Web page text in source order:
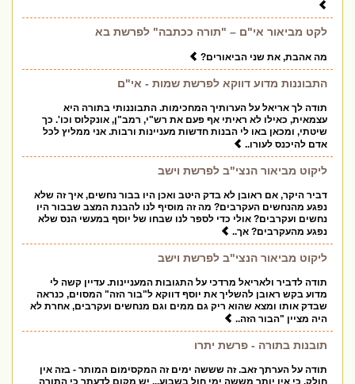
לקט מביאור אי"ם – "תורה ככתבה" לפרשת בא
מה אהבת, את שני הביאורים?
התבוננות מדוע דווקא לפרשת שמות - אי"ם
תודה לך אריאל על הערותיך המחכימות. התבוננותי בתורה היא
עצמאית, כאילו לא ראיתי אף פעם את רש"י, רמב"ן, אונקלוס וכו'. כך
שיטתי, ומכאן באו לי הבנות חדשות מעניינות ורבות. אני ממליץ לכל
אדם להיכנס לעורו..
ליקוט מביאור הנצי"ב לפרשת וישב
דביר היקר, אם ראובן לא בדק היטב ואכן היו בבור נחשים, איך זה שלא
נפגע מהנחשים העקרבים? מה זה מוסיף לנו להבנת המצב שבבור היו
נחשים ועקרבים? אולי כדי לספר לנו שבחו של יוסף במעשי הנס שלא
נפגע מהעקרבים? אך..
ליקוט מביאור הנצי"ב לפרשת וישב
תודה לדביר ולאריאל מרדכי על התגובות המעניינות. עדיין קשה לי
מדוע בקש ראובן להשליך את יוסף דווקא ל"בור הזה" המסוים, כנראה
שבדק אותו ומצא שהוא ריק גם ממים וגם מנחשים ועקרבים, אחרת לא
היה מציין "הבור הזה..
תובנות בתורה - פרשת יתרו
תודה על הערתך זאב. זה שששה ימים זה המקסימום המותר - בזה אין
חולק, כי אין יותר מששה ימי חול בשבוע... יש מקום לדעתך כי התורה